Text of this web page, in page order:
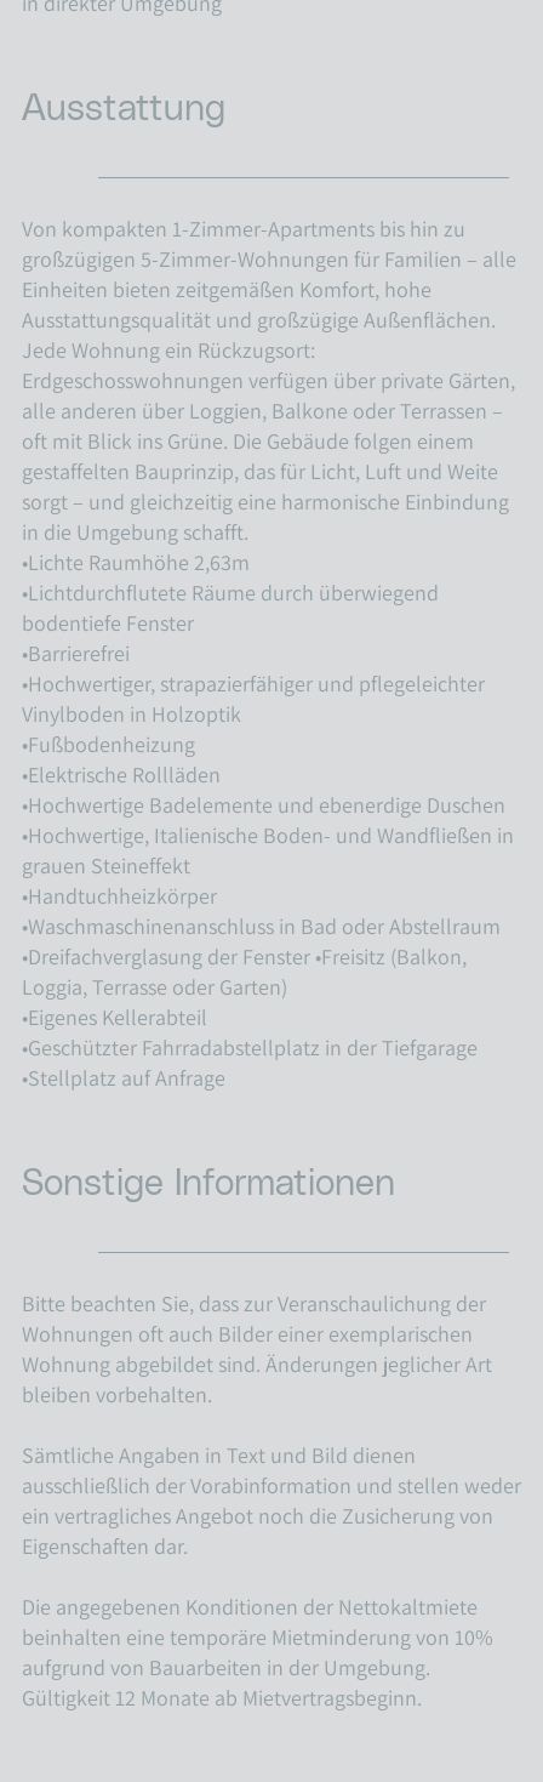
Ausstattung
Von kompakten 1-Zimmer-Apartments bis hin zu
großzügigen 5-Zimmer-Wohnungen für Familien – alle
Einheiten bieten zeitgemäßen Komfort, hohe
Ausstattungsqualität und großzügige Außenflächen.
Jede Wohnung ein Rückzugsort:
Erdgeschosswohnungen verfügen über private Gärten,
alle anderen über Loggien, Balkone oder Terrassen –
oft mit Blick ins Grüne. Die Gebäude folgen einem
gestaffelten Bauprinzip, das für Licht, Luft und Weite
sorgt – und gleichzeitig eine harmonische Einbindung
in die Umgebung schafft.
•Lichte Raumhöhe 2,63m
•Lichtdurchflutete Räume durch überwiegend
bodentiefe Fenster
•Barrierefrei
•Hochwertiger, strapazierfähiger und pflegeleichter
Vinylboden in Holzoptik
•Fußbodenheizung
•Elektrische Rollläden
•Hochwertige Badelemente und ebenerdige Duschen
•Hochwertige, Italienische Boden- und Wandfließen in
grauen Steineffekt
•Handtuchheizkörper
•Waschmaschinenanschluss in Bad oder Abstellraum
•Dreifachverglasung der Fenster •Freisitz (Balkon,
Loggia, Terrasse oder Garten)
•Eigenes Kellerabteil
•Geschützter Fahrradabstellplatz in der Tiefgarage
•Stellplatz auf Anfrage
Sonstige Informationen
Bitte beachten Sie, dass zur Veranschaulichung der
Wohnungen oft auch Bilder einer exemplarischen
Wohnung abgebildet sind. Änderungen jeglicher Art
bleiben vorbehalten.
Sämtliche Angaben in Text und Bild dienen
ausschließlich der Vorabinformation und stellen weder
ein vertragliches Angebot noch die Zusicherung von
Eigenschaften dar.
Die angegebenen Konditionen der Nettokaltmiete
beinhalten eine temporäre Mietminderung von 10%
aufgrund von Bauarbeiten in der Umgebung.
Gültigkeit 12 Monate ab Mietvertragsbeginn.